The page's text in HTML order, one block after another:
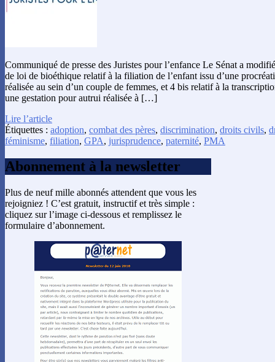
Communiqué de presse des Juristes pour l’enfance Le Sénat a
de loi de bioéthique relatif à la filiation de l’enfant issu d’une
réalisée au sein d’un couple de femmes, et 4 bis relatif à la
une gestation pour autrui réalisée à […]
Lire l’article
Étiquettes : adoption, combat des pères, discrimination, droits civils,
féminisme, filiation, GPA, jurisprudence, paternité, PMA
Abonnement à la newsletter
Plus de neuf mille abonnés attendent que vous les
rejoigniez ! C’est gratuit, instructif et très simple :
cliquez sur l’image ci-dessous et remplissez le
formulaire d’abonnement.